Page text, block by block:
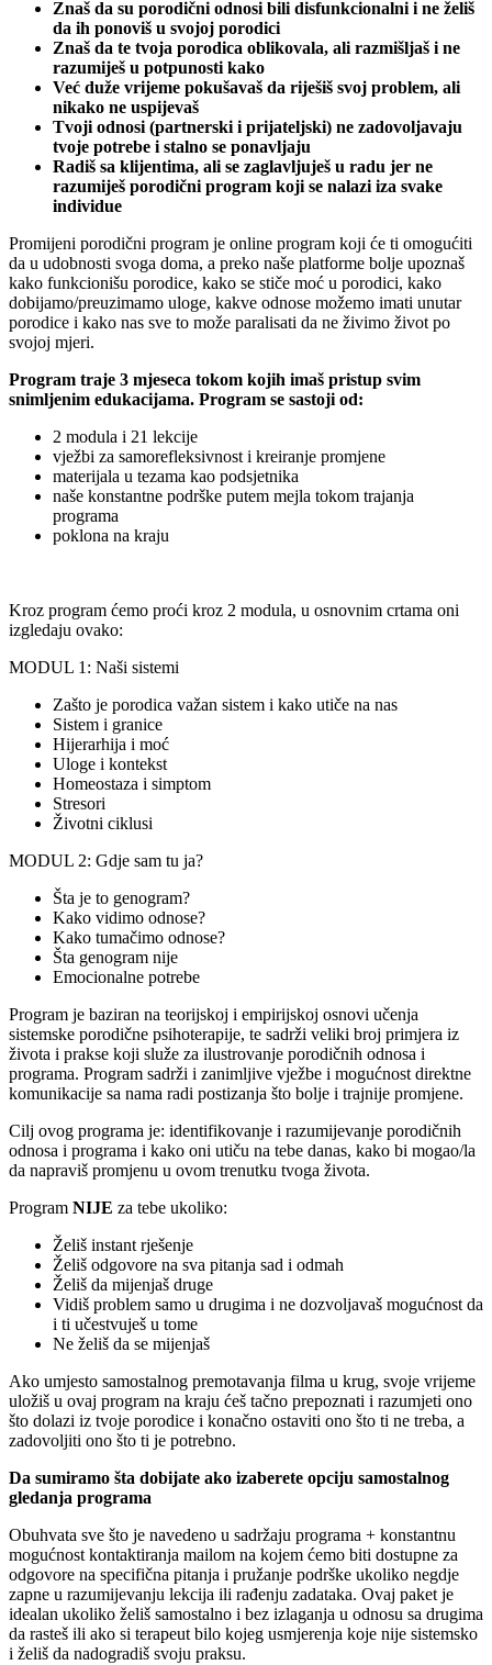
Znaš da su porodični odnosi bili disfunkcionalni i ne želiš
da ih ponoviš u svojoj porodici
Znaš da te tvoja porodica oblikovala, ali razmišljaš i ne
razumiješ u potpunosti kako
Već duže vrijeme pokušavaš da riješiš svoj problem, ali
nikako ne uspijevaš
Tvoji odnosi (partnerski i prijateljski) ne zadovoljavaju
tvoje potrebe i stalno se ponavljaju
Radiš sa klijentima, ali se zaglavljuješ u radu jer ne
razumiješ porodični program koji se nalazi iza svake
individue
Promijeni porodični program je online program koji će ti omogućiti
da u udobnosti svoga doma, a preko naše platforme bolje upoznaš
kako funkcionišu porodice, kako se stiče moć u porodici, kako
dobijamo/preuzimamo uloge, kakve odnose možemo imati unutar
porodice i kako nas sve to može paralisati da ne živimo život po
svojoj mjeri.
Program traje 3 mjeseca tokom kojih imaš pristup svim
snimljenim edukacijama. Program se sastoji od:
2 modula i 21 lekcije
vježbi za samorefleksivnost i kreiranje promjene
materijala u tezama kao podsjetnika
naše konstantne podrške putem mejla tokom trajanja
programa
poklona na kraju
Kroz program ćemo proći kroz 2 modula, u osnovnim crtama oni
izgledaju ovako:
MODUL 1: Naši sistemi
Zašto je porodica važan sistem i kako utiče na nas
Sistem i granice
Hijerarhija i moć
Uloge i kontekst
Homeostaza i simptom
Stresori
Životni ciklusi
MODUL 2: Gdje sam tu ja?
Šta je to genogram?
Kako vidimo odnose?
Kako tumačimo odnose?
Šta genogram nije
Emocionalne potrebe
Program je baziran na teorijskoj i empirijskoj osnovi učenja
sistemske porodične psihoterapije, te sadrži veliki broj primjera iz
života i prakse koji služe za ilustrovanje porodičnih odnosa i
programa. Program sadrži i zanimljive vježbe i mogućnost direktne
komunikacije sa nama radi postizanja što bolje i trajnije promjene.
Cilj ovog programa je: identifikovanje i razumijevanje porodičnih
odnosa i programa i kako oni utiču na tebe danas, kako bi mogao/la
da napraviš promjenu u ovom trenutku tvoga života.
Program NIJE za tebe ukoliko:
Želiš instant rješenje
Želiš odgovore na sva pitanja sad i odmah
Želiš da mijenjaš druge
Vidiš problem samo u drugima i ne dozvoljavaš mogućnost da
i ti učestvuješ u tome
Ne želiš da se mijenjaš
Ako umjesto samostalnog premotavanja filma u krug, svoje vrijeme
uložiš u ovaj program na kraju ćeš tačno prepoznati i razumjeti ono
što dolazi iz tvoje porodice i konačno ostaviti ono što ti ne treba, a
zadovoljiti ono što ti je potrebno.
Da sumiramo šta dobijate ako izaberete opciju samostalnog
gledanja programa
Obuhvata sve što je navedeno u sadržaju programa + konstantnu
mogućnost kontaktiranja mailom na kojem ćemo biti dostupne za
odgovore na specifična pitanja i pružanje podrške ukoliko negdje
zapne u razumijevanju lekcija ili rađenju zadataka. Ovaj paket je
idealan ukoliko želiš samostalno i bez izlaganja u odnosu sa drugima
da rasteš ili ako si terapeut bilo kojeg usmjerenja koje nije sistemsko
i želiš da nadogradiš svoju praksu.